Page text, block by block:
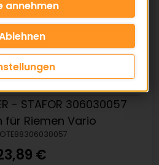
- STAFOR 306030057
für Riemen Vario
€